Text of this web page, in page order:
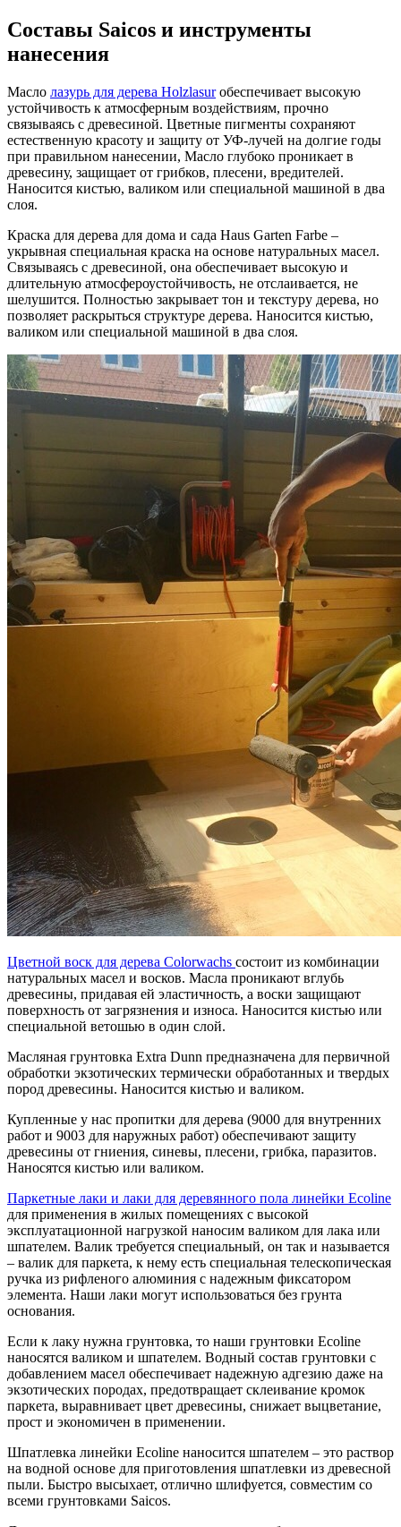
Составы Saicos и инструменты
нанесения
Масло лазурь для дерева Holzlasurобеспечивает высокую
устойчивость к атмосферным воздействиям, прочно
связываясь с древесиной. Цветные пигменты сохраняют
естественную красоту и защиту от УФ-лучей на долгие годы
при правильном нанесении, Масло глубоко проникает в
древесину, защищает от грибков, плесени, вредителей.
Наносится кистью, валиком или специальной машиной в два
слоя.
Краска для дерева для дома и сада Haus Garten Farbe –
укрывная специальная краска на основе натуральных масел.
Связываясь с древесиной, она обеспечивает высокую и
длительную атмосфероустойчивость, не отслаивается, не
шелушится. Полностью закрывает тон и текстуру дерева, но
позволяет раскрыться структуре дерева. Наносится кистью,
валиком или специальной машиной в два слоя.
Цветной воск для дерева Colorwachs состоит из комбинации
натуральных масел и восков. Масла проникают вглубь
древесины, придавая ей эластичность, а воски защищают
поверхность от загрязнения и износа. Наносится кистью или
специальной ветошью в один слой.
Масляная грунтовка Extra Dunn предназначена для первичной
обработки экзотических термически обработанных и твердых
пород древесины. Наносится кистью и валиком.
Купленные у нас пропитки для дерева (9000 для внутренних
работ и 9003 для наружных работ) обеспечивают защиту
древесины от гниения, синевы, плесени, грибка, паразитов.
Наносятся кистью или валиком.
Паркетные лаки и лаки для деревянного пола линейки Ecoline
для применения в жилых помещениях с высокой
эксплуатационной нагрузкой наносим валиком для лака или
шпателем. Валик требуется специальный, он так и называется
– валик для паркета, к нему есть специальная телескопическая
ручка из рифленого алюминия с надежным фиксатором
элемента. Наши лаки могут использоваться без грунта
основания.
Если к лаку нужна грунтовка, то наши грунтовки Ecoline
наносятся валиком и шпателем. Водный состав грунтовки с
добавлением масел обеспечивает надежную адгезию даже на
экзотических породах, предотвращает склеивание кромок
паркета, выравнивает цвет древесины, снижает выцветание,
прост и экономичен в применении.
Шпатлевка линейки Ecoline наносится шпателем – это раствор
на водной основе для приготовления шпатлевки из древесной
пыли. Быстро высыхает, отлично шлифуется, совместим со
всеми грунтовками Saicos.